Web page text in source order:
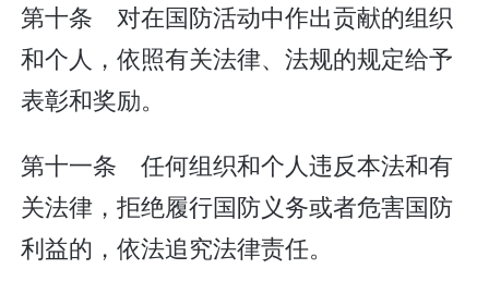
第十条 对在国防活动中作出贡献的组织
和个人，依照有关法律、法规的规定给予
表彰和奖励。
第十一条 任何组织和个人违反本法和有
关法律，拒绝履行国防义务或者危害国防
利益的，依法追究法律责任。